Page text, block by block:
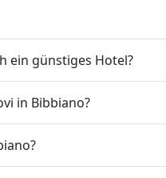
ein günstiges Hotel?
in Bibbiano?